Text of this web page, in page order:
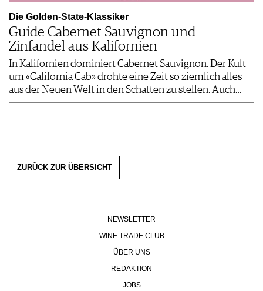
Die Golden-State-Klassiker
Guide Cabernet Sauvignon und
Zinfandel aus Kalifornien
In Kalifornien dominiert Cabernet Sauvignon. Der Kult
um «California Cab» drohte eine Zeit so ziemlich alles
aus der Neuen Welt in den Schatten zu stellen. Auch…
ZURÜCK ZUR ÜBERSICHT
NEWSLETTER
WINE TRADE CLUB
ÜBER UNS
REDAKTION
JOBS